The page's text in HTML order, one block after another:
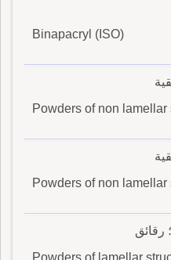
Binapacryl (ISO)
Powders of non lamellar
Powders of non lamellar
رقائق